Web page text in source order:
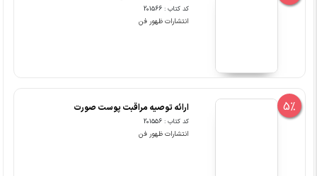
کد کتاب : 201566
انتشارات ظهور فن
5% ارائه توصیه مراقبت پوست صورت
کد کتاب : 201556
انتشارات ظهور فن